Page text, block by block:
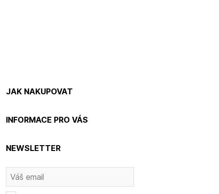
JAK NAKUPOVAT
INFORMACE PRO VÁS
NEWSLETTER